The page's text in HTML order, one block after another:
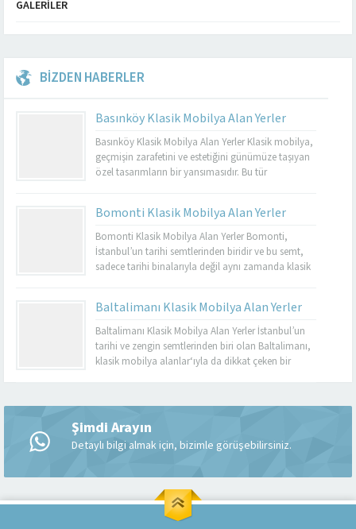
GALERILER
BİZDEN HABERLER
Basınköy Klasik Mobilya Alan Yerler
Basınköy Klasik Mobilya Alan Yerler Klasik mobilya,
geçmişin zarafetini ve estetiğini günümüze taşıyan
özel tasarımların bir yansımasıdır. Bu tür
mobilya alan yerler, bu tür özel parçaları
değerlendirmek isteyenler için mükemmel bir
seçenektir. Eğer siz de eski mobilyalarınızı satmayı...
Bomonti Klasik Mobilya Alan Yerler
Bomonti Klasik Mobilya Alan Yerler Bomonti,
İstanbul’un tarihi semtlerinden biridir ve bu semt,
sadece tarihi binalarıyla değil aynı zamanda klasik
bir semt olup, bu semtte klasik mobilyaları sevenler
için birçok seçenek sunmaktadır. Bomonti klasik
mobilya...
Baltalimanı Klasik Mobilya Alan Yerler
Baltalimanı Klasik Mobilya Alan Yerler İstanbul’un
tarihi ve zengin semtlerinden biri olan Baltalimanı,
klasik mobilya alanlar‘ıyla da dikkat çeken bir
mobilya ürünlerini bulabileceğiniz birçok
mağazaya ev sahipliği yapmaktadır. Bu makalede,
Baltalimanı klasik mobilya alan yerler hakkında...
Şimdi Arayın
Detaylı bilgi almak için, bizimle görüşebilirsiniz.
Cevap Yaz